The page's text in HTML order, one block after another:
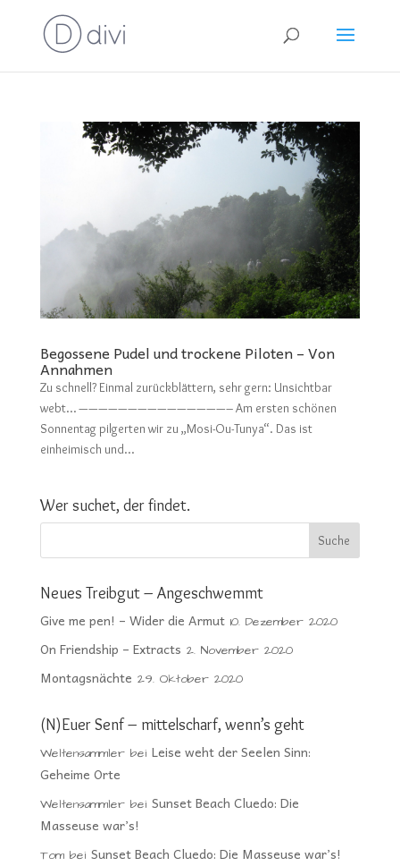
Begossene Pudel und trockene Piloten – Von
Annahmen
Zu schnell? Einmal zurückblättern, sehr gern: Unsichtbar
webt… ———————————————– Am ersten schönen
Sonnentag pilgerten wir zu „Mosi-Ou-Tunya“. Das ist
einheimisch und...
Wer suchet, der findet.
Neues Treibgut – Angeschwemmt
Give me pen! – Wider die Armut 10. Dezember 2020
On Friendship – Extracts 2. November 2020
Montagsnächte 29. Oktober 2020
(N)Euer Senf – mittelscharf, wenn’s geht
Weltensammlerbei Leise weht der Seelen Sinn:
Geheime Orte
Weltensammlerbei Sunset Beach Cluedo: Die
Masseuse war’s!
Tombei Sunset Beach Cluedo: Die Masseuse war’s!